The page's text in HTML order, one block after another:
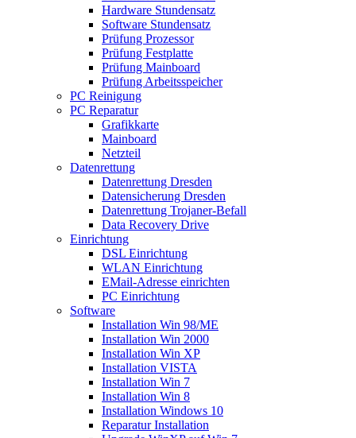
Hardware Stundensatz
Software Stundensatz
Prüfung Prozessor
Prüfung Festplatte
Prüfung Mainboard
Prüfung Arbeitsspeicher
PC Reinigung
PC Reparatur
Grafikkarte
Mainboard
Netzteil
Datenrettung
Datenrettung Dresden
Datensicherung Dresden
Datenrettung Trojaner-Befall
Data Recovery Drive
Einrichtung
DSL Einrichtung
WLAN Einrichtung
EMail-Adresse einrichten
PC Einrichtung
Software
Installation Win 98/ME
Installation Win 2000
Installation Win XP
Installation VISTA
Installation Win 7
Installation Win 8
Installation Windows 10
Reparatur Installation